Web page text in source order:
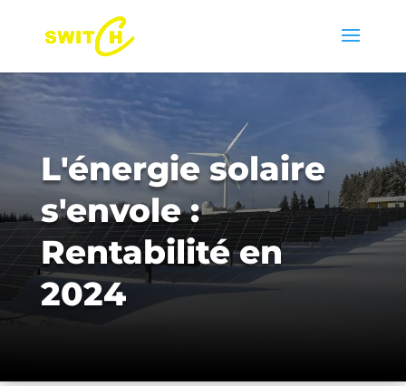
L'énergie solaire
s'envole :
Rentabilité en
2024